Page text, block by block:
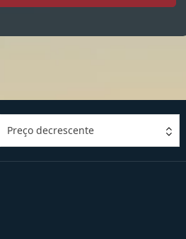
Preço decrescente